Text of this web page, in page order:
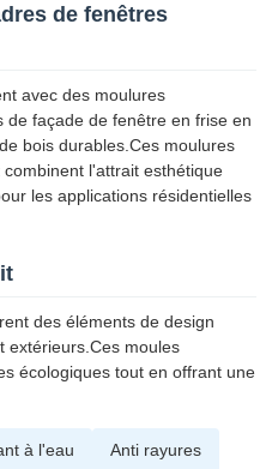
de fenêtres
avec des moulures
façade de fenêtre en frise en
bois durables.Ces moulures
l'attrait esthétique
les applications résidentielles
des éléments de design
extérieurs.Ces moules
écologiques tout en offrant une
à l'eau Anti rayures